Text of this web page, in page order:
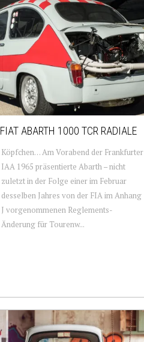
FIAT ABARTH 1000 TCR RADIALE
Köpfchen… Am Vorabend der Frankfurter
IAA 1965 präsentierte Abarth – nicht
zuletzt in der Folge einer im Februar
desselben Jahres von der FIA im Anhang
J vorgenommenen Reglements-
Änderung für Tourenw...